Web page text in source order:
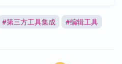
#第三方工具集成 #编辑工具